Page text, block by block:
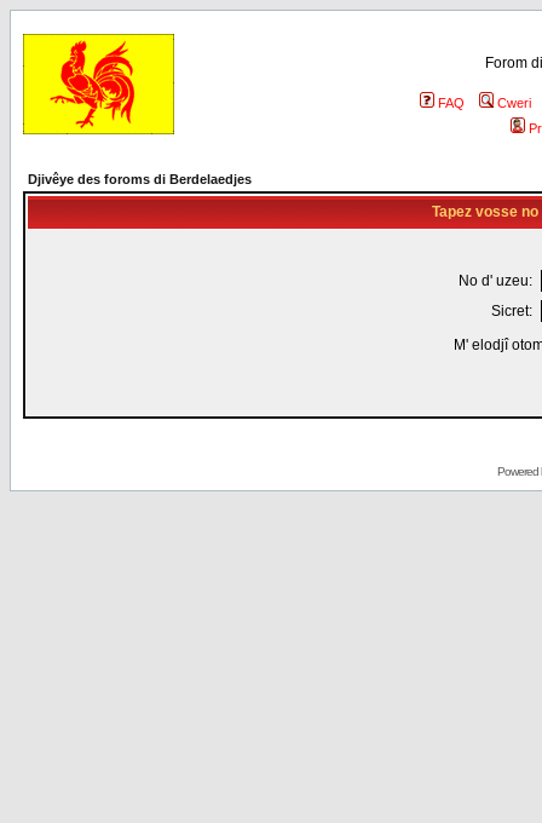
Forom
FAQ
Cweri
Djivêye des foroms di Berdelaedjes
Tapez vosse
No d' uzeu:
Sicret:
M' elodjî
Powered